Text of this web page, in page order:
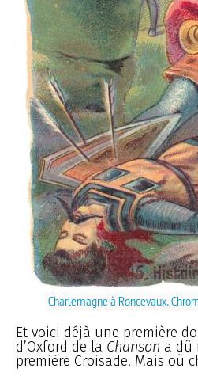
Charlemagne à Roncevaux.
Et voici déjà une première
d’Oxford de la Chanson a dû
première Croisade. Mais où